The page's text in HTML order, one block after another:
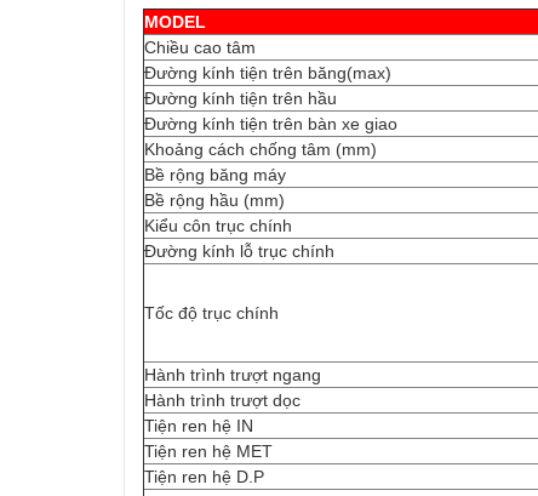
MODEL
Chiều cao tâm
Đường kính tiện trên băng(max)
Đường kính tiện trên hầu
Đường kính tiện trên bàn xe giao
Khoảng cách chống tâm (mm)
Bề rộng băng máy
Bề rộng hầu (mm)
Kiểu côn trục chính
Đường kính lỗ trục chính
Tốc độ trục chính
Hành trình trượt ngang
Hành trình trượt dọc
Tiện ren hệ IN
Tiện ren hệ MET
Tiện ren hệ D.P